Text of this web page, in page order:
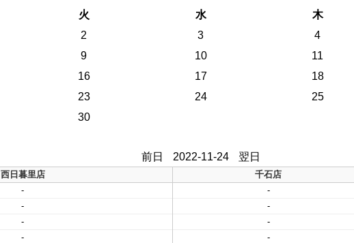
火 水 木
2 3 4
9 10 11
16 17 18
23 24 25
30
前日 2022-11-24 翌日
西日暮里店 千石店
- -
- -
- -
- -